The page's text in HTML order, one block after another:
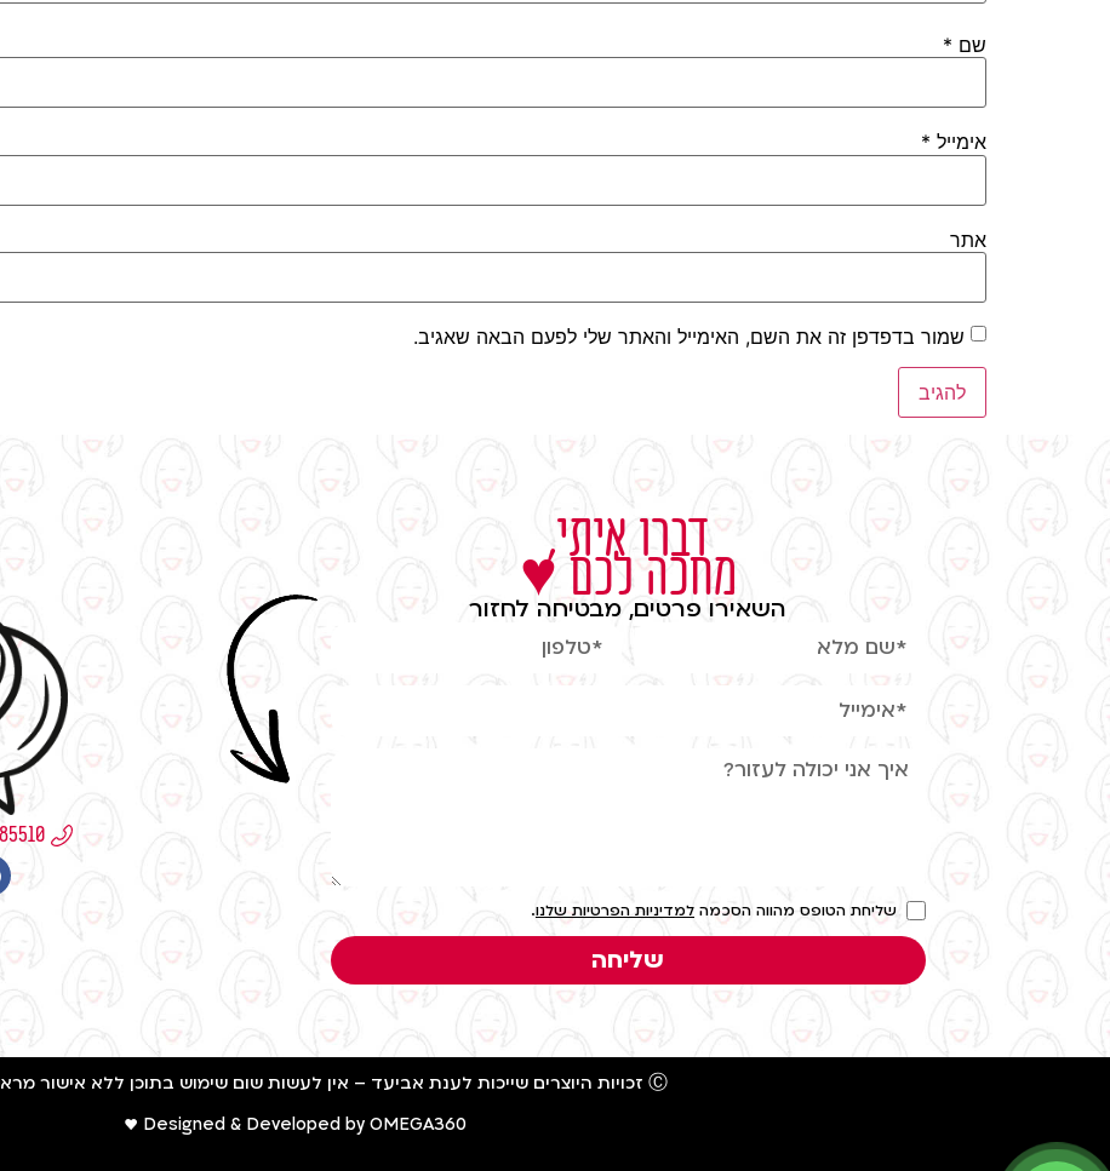
שם *
אימייל *
אתר
שמור בדפדפן זה את השם, האימייל והאתר שלי לפעם הבאה שאגיב.
דברו איתי,
מחכה לכם ♥
השאירו פרטים, מבטיחה לחזור
שליחת הטופס מהווה הסכמה למדיניות הפרטיות שלנו.
שליחה
‏052-7985510
Ⓒ זכויות היוצרים שייכות לענת אביעד – אין לעשות שום שימוש בתוכן ללא אישור מראש ובכתב.
Designed & Developed by OMEGA360 ♥